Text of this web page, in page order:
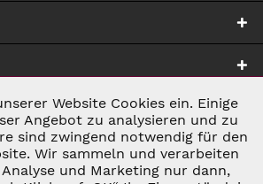
Aktiv
Inaktiv
Website Cookies ein. Einige
Angebot zu analysieren und zu
sind zwingend notwendig für den
Wir sammeln und verarbeiten
und Marketing nur dann,